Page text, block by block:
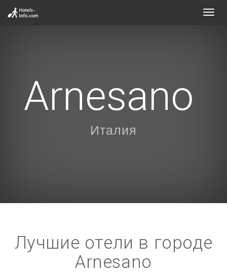
Arnesano
Италия
Лучшие отели в городе
Arnesano